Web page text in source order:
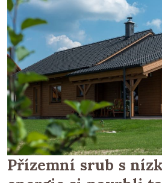
Přízemní srub s